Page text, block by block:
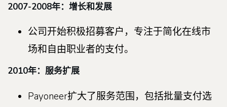
2007-2008年：增长和发展
公司开始积极招募客户，专注于简化在线市
场和自由职业者的支付。
2010年：服务扩展
Payoneer扩大了服务范围，包括批量支付选